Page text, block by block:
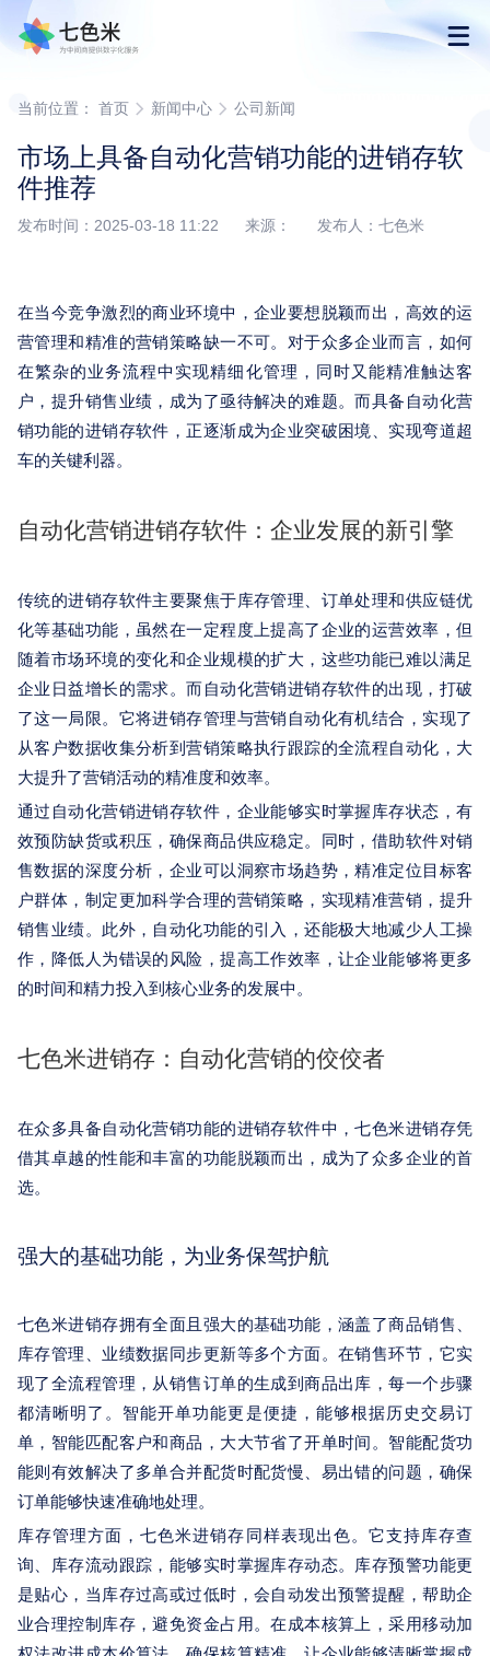
首页
产品
解决方案
下载
购买
渠道合作
当前位置： 首页 新闻中心 公司新闻
市场上具备自动化营销功能的进销存软
件推荐
发布时间：2025-03-18 11:22 来源： 发布人：七色米
在当今竞争激烈的商业环境中，企业要想脱颖而出，高效的运
营管理和精准的营销策略缺一不可。对于众多企业而言，如何
在繁杂的业务流程中实现精细化管理，同时又能精准触达客
户，提升销售业绩，成为了亟待解决的难题。而具备自动化营
销功能的进销存软件，正逐渐成为企业突破困境、实现弯道超
车的关键利器。
自动化营销进销存软件：企业发展的新引擎
传统的进销存软件主要聚焦于库存管理、订单处理和供应链优
化等基础功能，虽然在一定程度上提高了企业的运营效率，但
随着市场环境的变化和企业规模的扩大，这些功能已难以满足
企业日益增长的需求。而自动化营销进销存软件的出现，打破
了这一局限。它将进销存管理与营销自动化有机结合，实现了
从客户数据收集分析到营销策略执行跟踪的全流程自动化，大
大提升了营销活动的精准度和效率。
通过自动化营销进销存软件，企业能够实时掌握库存状态，有
效预防缺货或积压，确保商品供应稳定。同时，借助软件对销
售数据的深度分析，企业可以洞察市场趋势，精准定位目标客
户群体，制定更加科学合理的营销策略，实现精准营销，提升
销售业绩。此外，自动化功能的引入，还能极大地减少人工操
作，降低人为错误的风险，提高工作效率，让企业能够将更多
的时间和精力投入到核心业务的发展中。
七色米进销存：自动化营销的佼佼者
在众多具备自动化营销功能的进销存软件中，七色米进销存凭
借其卓越的性能和丰富的功能脱颖而出，成为了众多企业的首
选。
强大的基础功能，为业务保驾护航
七色米进销存拥有全面且强大的基础功能，涵盖了商品销售、
库存管理、业绩数据同步更新等多个方面。在销售环节，它实
现了全流程管理，从销售订单的生成到商品出库，每一个步骤
都清晰明了。智能开单功能更是便捷，能够根据历史交易订
单，智能匹配客户和商品，大大节省了开单时间。智能配货功
能则有效解决了多单合并配货时配货慢、易出错的问题，确保
订单能够快速准确地处理。
库存管理方面，七色米进销存同样表现出色。它支持库存查
询、库存流动跟踪，能够实时掌握库存动态。库存预警功能更
是贴心，当库存过高或过低时，会自动发出预警提醒，帮助企
业合理控制库存，避免资金占用。在成本核算上，采用移动加